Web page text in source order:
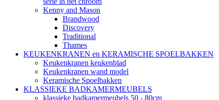
Kenny and Mason
Brandwood
Discovery
Traditional
Thames
KEUKENKRANEN en KERAMISCHE SPOELBAKKEN
Keukenkranen keukenblad
Keukenkranen wand model
Keramische Spoelbakken
KLASSIEKE BADKAMERMEUBELS
klassieke badkamermeubels 50 - 80cm